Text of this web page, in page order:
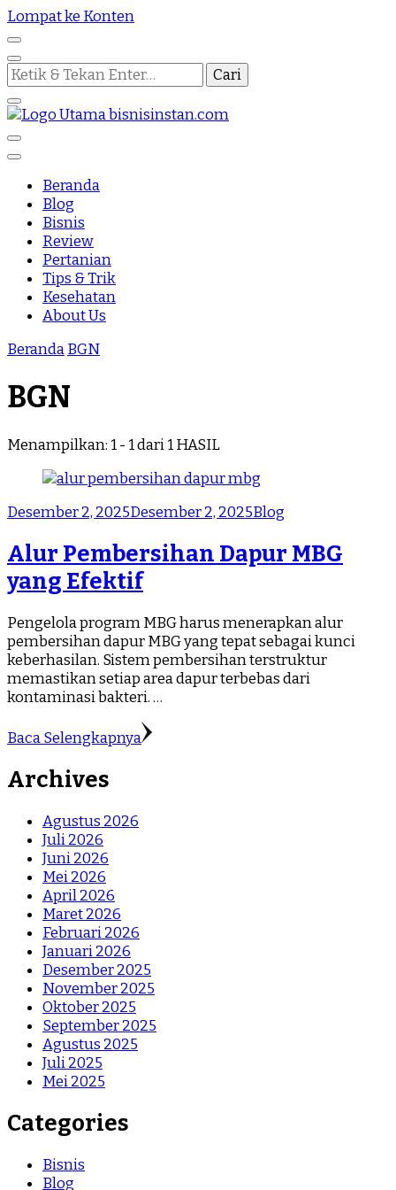
Lompat ke Konten
Mencari
Sesuatu?
Bisnis Instan
Beranda
Blog
Bisnis
Review
Pertanian
Tips & Trik
Kesehatan
About Us
BerandaBGN
BGN
Menampilkan: 1 - 1 dari 1 HASIL
Desember 2, 2025Desember 2, 2025Blog
Alur Pembersihan Dapur MBG
yang Efektif
Pengelola program MBG harus menerapkan alur
pembersihan dapur MBG yang tepat sebagai kunci
keberhasilan. Sistem pembersihan terstruktur
memastikan setiap area dapur terbebas dari
kontaminasi bakteri. …
Baca Selengkapnya
Archives
Agustus 2026
Juli 2026
Juni 2026
Mei 2026
April 2026
Maret 2026
Februari 2026
Januari 2026
Desember 2025
November 2025
Oktober 2025
September 2025
Agustus 2025
Juli 2025
Mei 2025
Categories
Bisnis
Blog